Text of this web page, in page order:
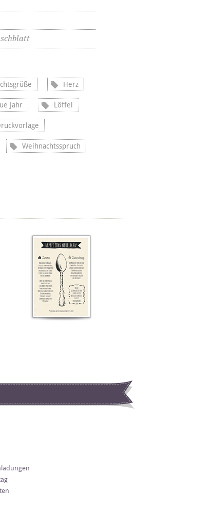
Herz
Jahr Löffel
Weihnachtsspruch